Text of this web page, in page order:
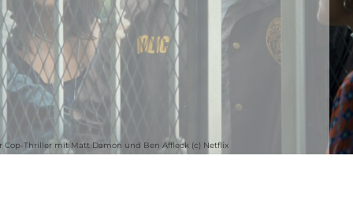
Cop-Thriller mit Matt Damon und Ben Affleck (c) Netflix